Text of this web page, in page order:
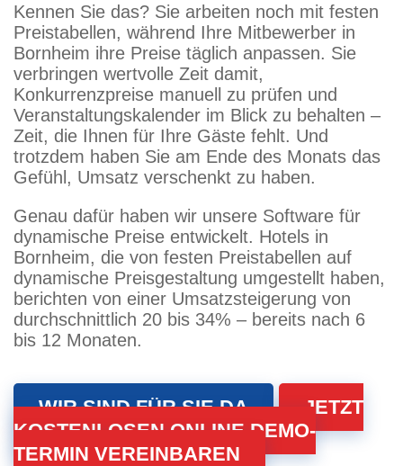
Kennen Sie das? Sie arbeiten noch mit festen
Preistabellen, während Ihre Mitbewerber in
Bornheim ihre Preise täglich anpassen. Sie
verbringen wertvolle Zeit damit,
Konkurrenzpreise manuell zu prüfen und
Veranstaltungskalender im Blick zu behalten –
Zeit, die Ihnen für Ihre Gäste fehlt. Und
trotzdem haben Sie am Ende des Monats das
Gefühl, Umsatz verschenkt zu haben.
Genau dafür haben wir unsere Software für
dynamische Preise entwickelt. Hotels in
Bornheim, die von festen Preistabellen auf
dynamische Preisgestaltung umgestellt haben,
berichten von einer Umsatzsteigerung von
durchschnittlich 20 bis 34% – bereits nach 6
bis 12 Monaten.
WIR SIND FÜR SIE DA
JETZT
KOSTENLOSEN ONLINE DEMO-
TERMIN VEREINBAREN